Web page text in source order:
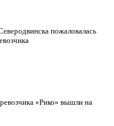
пожаловалась
«Рико» вышли на